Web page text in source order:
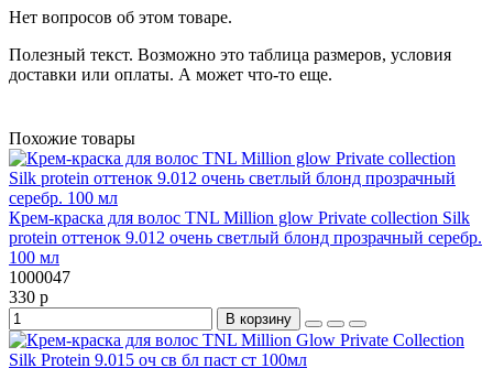
Нет вопросов об этом товаре.
Полезный текст. Возможно это таблица размеров, условия
доставки или оплаты. А может что-то еще.
Похожие товары
Крем-краска для волос TNL Million glow Private collection Silk
protein оттенок 9.012 очень светлый блонд прозрачный серебр.
100 мл
1000047
330 р
В корзину